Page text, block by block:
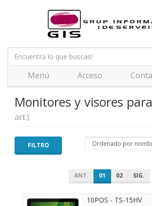
Menú Acceso
Monitores y visores
art.)
FILTRO
ANT. 01 02 SIG.
10POS - TS-15HV